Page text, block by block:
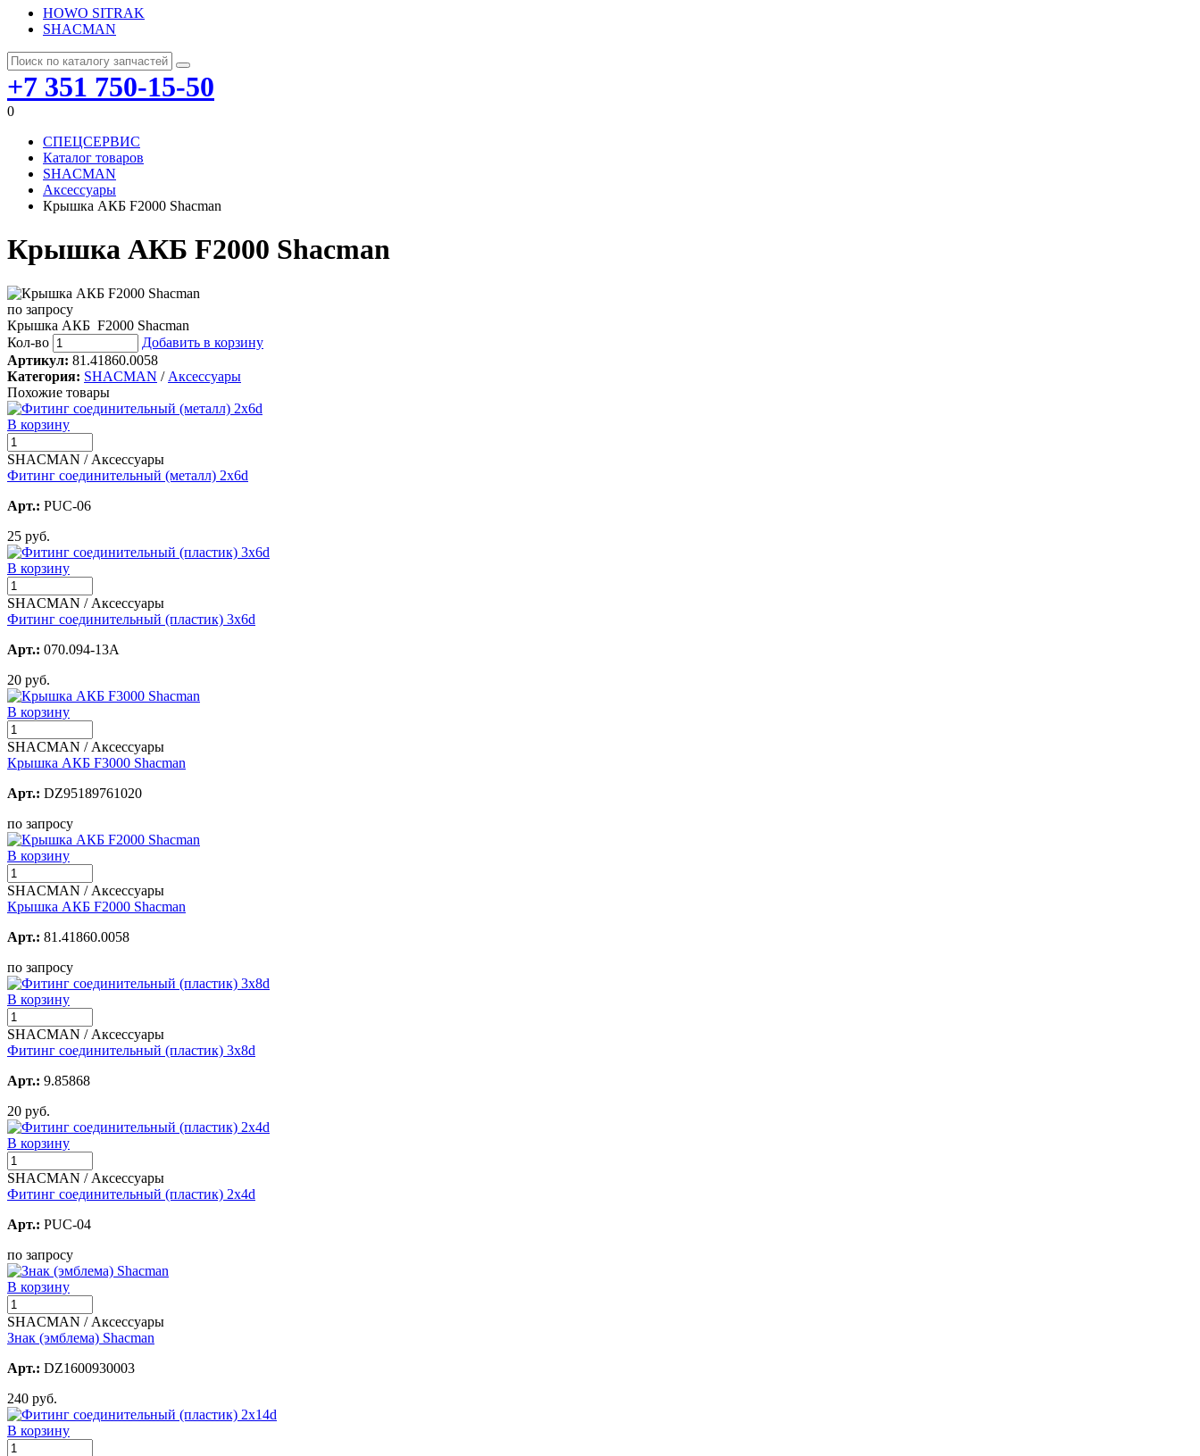
HOWO SITRAK
SHACMAN
+7 351 750-15-50
0
СПЕЦСЕРВИС
Каталог товаров
SHACMAN
Аксессуары
Крышка АКБ F2000 Shacman
Крышка АКБ F2000 Shacman
по запросу
Крышка АКБ F2000 Shacman
Кол-во
Добавить в корзину
Артикул: 81.41860.0058
Категория: SHACMAN / Аксессуары
Похожие товары
В корзину
SHACMAN / Аксессуары
Фитинг соединительный (металл) 2х6d
Арт.: PUC-06
25 руб.
В корзину
SHACMAN / Аксессуары
Фитинг соединительный (пластик) 3х6d
Арт.: 070.094-13A
20 руб.
В корзину
SHACMAN / Аксессуары
Крышка АКБ F3000 Shacman
Арт.: DZ95189761020
по запросу
В корзину
SHACMAN / Аксессуары
Крышка АКБ F2000 Shacman
Арт.: 81.41860.0058
по запросу
В корзину
SHACMAN / Аксессуары
Фитинг соединительный (пластик) 3х8d
Арт.: 9.85868
20 руб.
В корзину
SHACMAN / Аксессуары
Фитинг соединительный (пластик) 2х4d
Арт.: PUC-04
по запросу
В корзину
SHACMAN / Аксессуары
Знак (эмблема) Shacman
Арт.: DZ1600930003
240 руб.
В корзину